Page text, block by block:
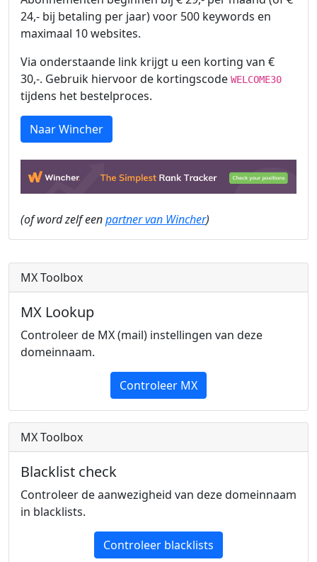
24,- bij betaling per jaar) voor 500 keywords en
maximaal 10 websites.
Via onderstaande link krijgt u een korting van €
30,-. Gebruik hiervoor de kortingscode WELCOME30
tijdens het bestelproces.
Naar Wincher
(of word zelf eenpartner van Wincher)
MX Toolbox
MX Lookup
Controleer de MX (mail) instellingen van deze
domeinnaam.
Controleer MX
MX Toolbox
Blacklist check
Controleer de aanwezigheid van deze domeinnaam
in blacklists.
Controleer blacklists